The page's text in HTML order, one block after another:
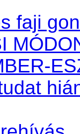
faji